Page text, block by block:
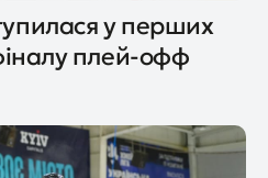
у перших
плей-офф